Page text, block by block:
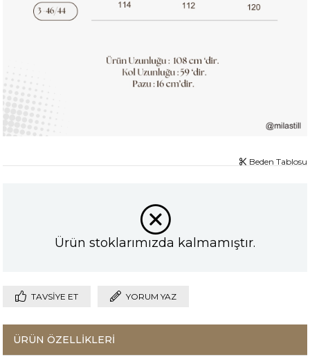
Beden Tablosu
Ürün stoklarımızda kalmamıştır.
TAVSIYE ET YORUM YAZ
ÜRÜN ÖZELLIKLERI